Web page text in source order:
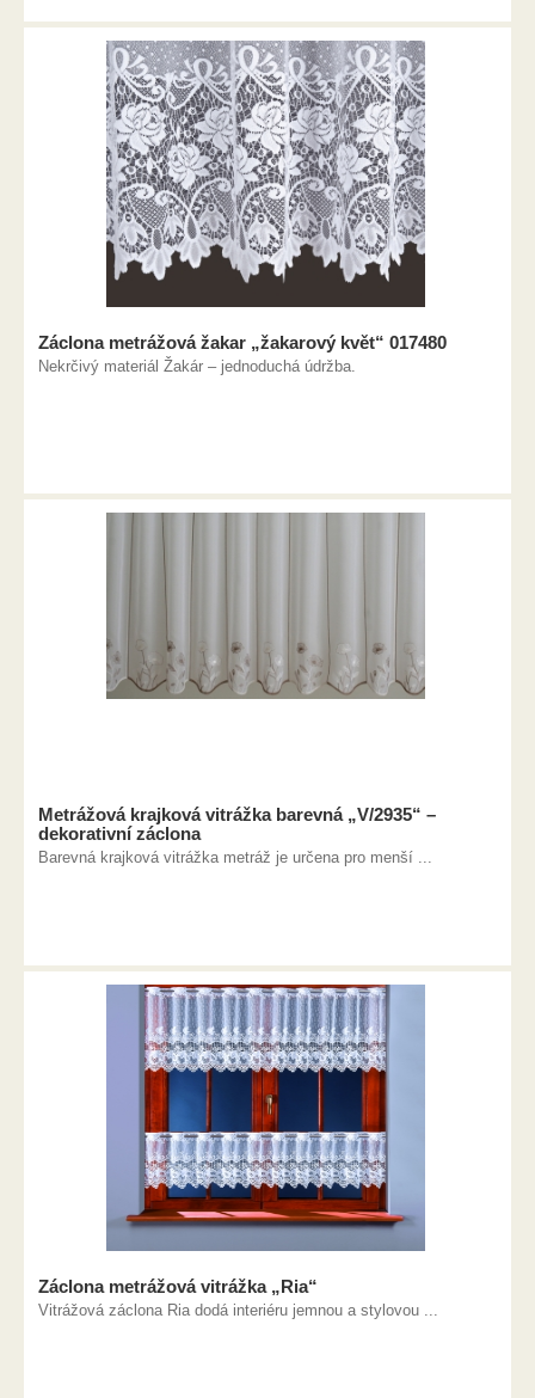
Záclona metrážová žakar „žakarový květ“ 017480
Nekrčivý materiál Žakár – jednoduchá údržba.
Metrážová krajková vitrážka barevná „V/2935“ –
dekorativní záclona
Barevná krajková vitrážka metráž je určena pro menší ...
Záclona metrážová vitrážka „Ria“
Vitrážová záclona Ria dodá interiéru jemnou a stylovou ...